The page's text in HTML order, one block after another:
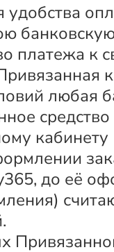
удобства
платежа к
любая
кабинету
до её